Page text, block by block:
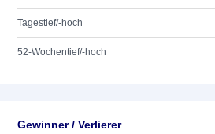
Tagestief/-hoch
52-Wochentief/-hoch
Gewinner / Verlierer